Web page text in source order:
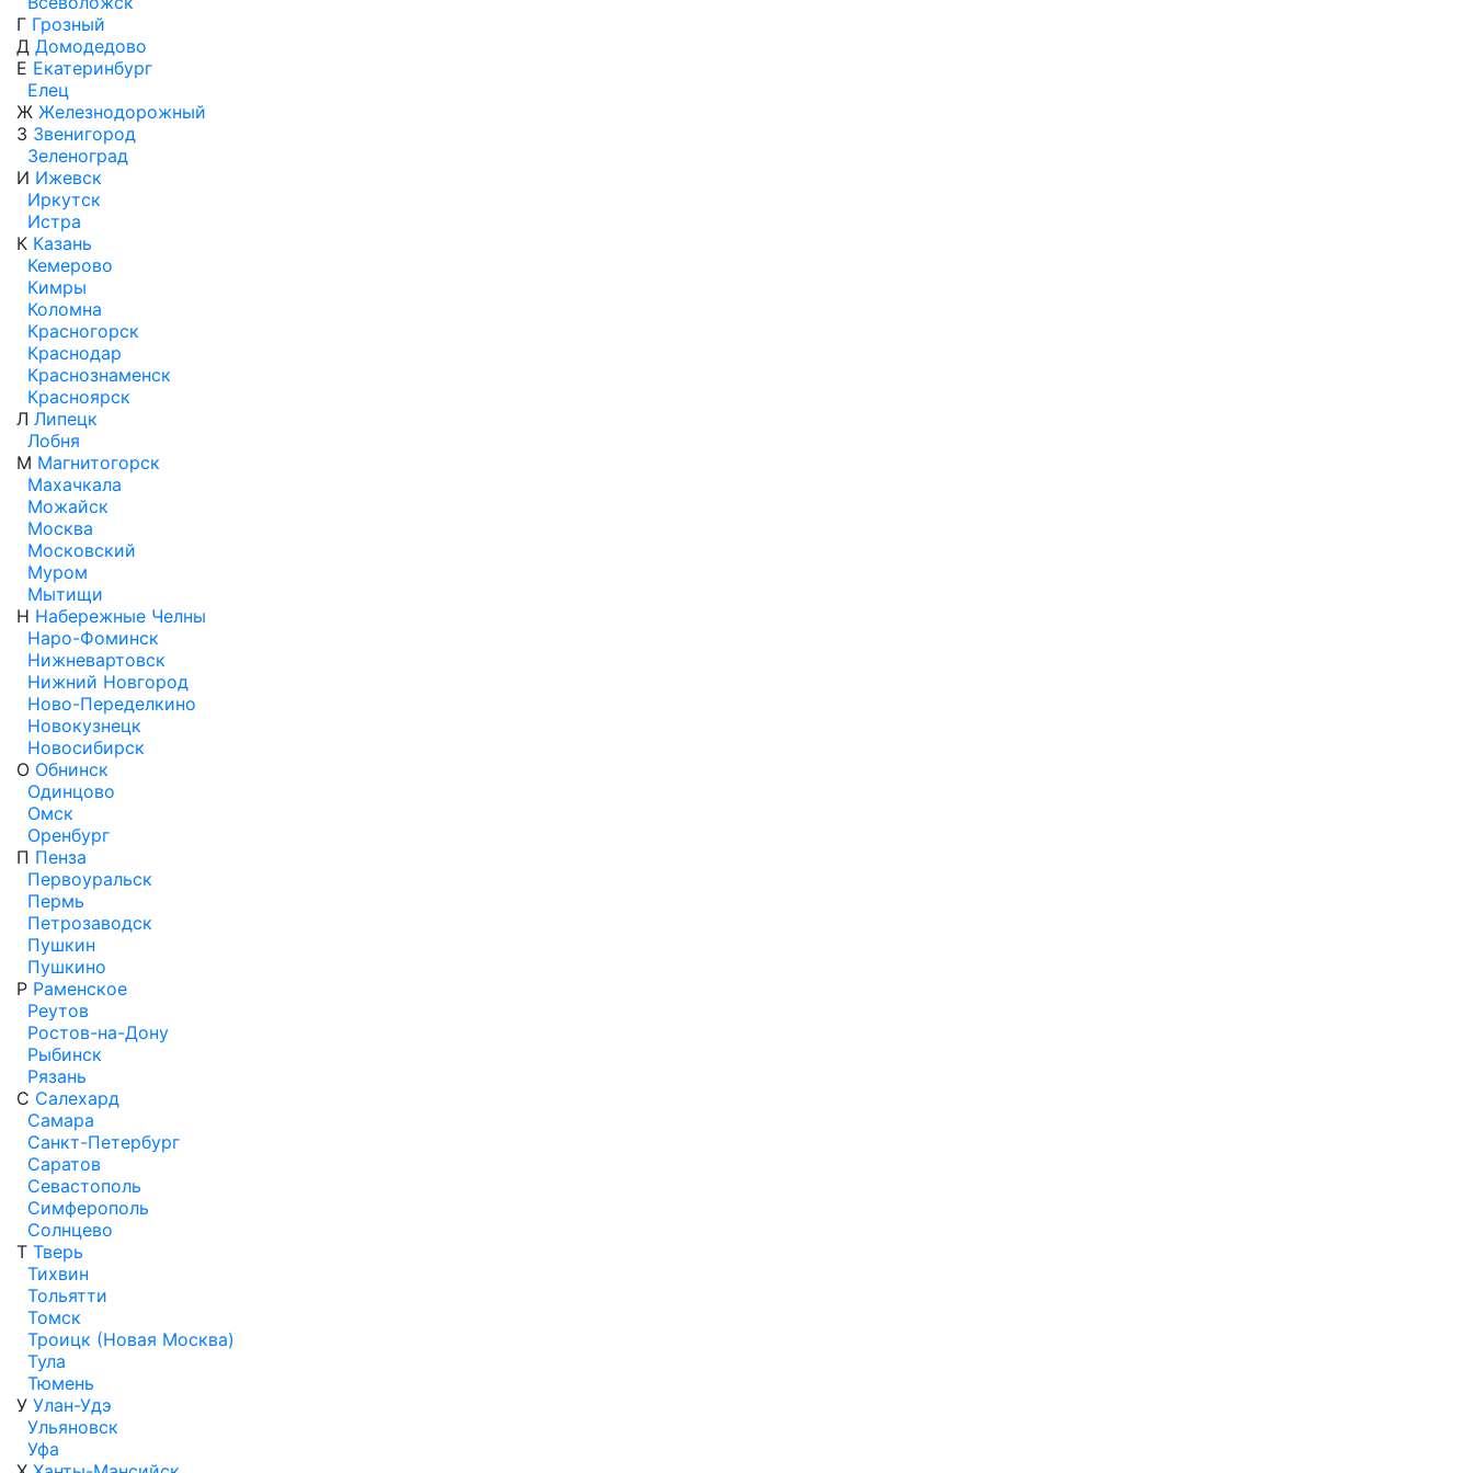
Г Грозный
Д Домодедово
Е Екатеринбург
Елец
Ж Железнодорожный
З Звенигород
Зеленоград
И Ижевск
Иркутск
Истра
К Казань
Кемерово
Кимры
Коломна
Красногорск
Краснодар
Краснознаменск
Красноярск
Л Липецк
Лобня
М Магнитогорск
Махачкала
Можайск
Москва
Московский
Муром
Мытищи
Н Набережные Челны
Наро-Фоминск
Нижневартовск
Нижний Новгород
Ново-Переделкино
Новокузнецк
Новосибирск
О Обнинск
Одинцово
Омск
Оренбург
П Пенза
Первоуральск
Пермь
Петрозаводск
Пушкин
Пушкино
Р Раменское
Реутов
Ростов-на-Дону
Рыбинск
Рязань
С Салехард
Самара
Санкт-Петербург
Саратов
Севастополь
Симферополь
Солнцево
Т Тверь
Тихвин
Тольятти
Томск
Троицк (Новая Москва)
Тула
Тюмень
У Улан-Удэ
Ульяновск
Уфа